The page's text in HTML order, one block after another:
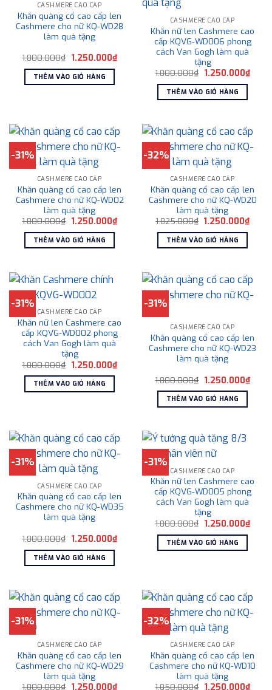
CASHMERE CAO CẤP
Khăn quàng cổ cao cấp len
Cashmere cho nữ KQ-WD28
làm quà tặng
1.800.000₫ Giá
là:
1.800.000₫.
1.250.000₫Giá
hiện
1.250.000₫.
THÊM VÀO GIỎ HÀNG
CASHMERE CAO CẤP
Khăn nữ len Cashmere cao
cấp KQVG-WD006 phong
cách Van Gogh làm quà
tặng
1.800.000₫ Giá
là:
1.800.000₫.
1.250.000₫Giá
hiện
THÊM VÀO GIỎ HÀNG
-31%
CASHMERE CAO CẤP
Khăn quàng cổ cao cấp len
Cashmere cho nữ KQ-WD02
làm quà tặng
1.800.000₫ Giá
là:
1.800.000₫.
1.250.000₫Giá
hiện
1.250.000₫.
THÊM VÀO GIỎ HÀNG
-32%
CASHMERE CAO CẤP
Khăn quàng cổ cao cấp len
Cashmere cho nữ KQ-WD20
làm quà tặng
1.825.000₫ Giá
là:
1.825.000₫.
1.250.000₫Giá
hiện
THÊM VÀO GIỎ HÀNG
-31%
CASHMERE CAO CẤP
Khăn nữ len Cashmere cao
cấp KQVG-WD002 phong
cách Van Gogh làm quà
tặng
1.800.000₫ Giá
là:
1.800.000₫.
1.250.000₫Giá
hiện
THÊM VÀO GIỎ HÀNG
-31%
CASHMERE CAO CẤP
Khăn quàng cổ cao cấp len
Cashmere cho nữ KQ-WD23
làm quà tặng
1.800.000₫ Giá
là:
1.800.000₫.
1.250.000₫Giá
hiện
THÊM VÀO GIỎ HÀNG
-31%
CASHMERE CAO CẤP
Khăn quàng cổ cao cấp len
Cashmere cho nữ KQ-WD35
làm quà tặng
1.800.000₫ Giá
là:
1.800.000₫.
1.250.000₫Giá
hiện
THÊM VÀO GIỎ HÀNG
-31%
CASHMERE CAO CẤP
Khăn nữ len Cashmere cao
cấp KQVG-WD005 phong
cách Van Gogh làm quà
tặng
1.800.000₫ Giá
là:
1.800.000₫.
1.250.000₫Giá
hiện
THÊM VÀO GIỎ HÀNG
-31%
CASHMERE CAO CẤP
Khăn quàng cổ cao cấp len
Cashmere cho nữ KQ-WD29
làm quà tặng
1.800.000₫ Giá
1.250.000₫Giá
-32%
CASHMERE CAO CẤP
Khăn quàng cổ cao cấp len
Cashmere cho nữ KQ-WD10
làm quà tặng
1.850.000₫ Giá
1.250.000₫Giá